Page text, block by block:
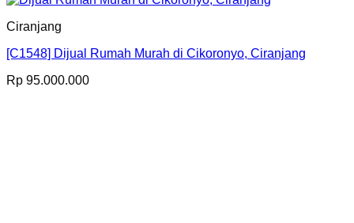
Ciranjang
[C1548] Dijual Rumah Murah di Cikoronyo, Ciranjang
Rp 95.000.000